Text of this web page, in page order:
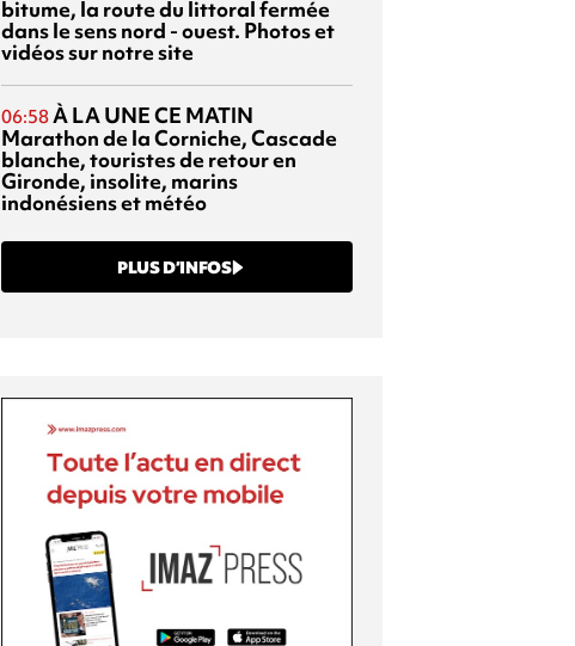
bitume, la route du littoral fermée
dans le sens nord - ouest. Photos et
vidéos sur notre site
06:58À LA UNE CE MATIN
Marathon de la Corniche, Cascade
blanche, touristes de retour en
Gironde, insolite, marins
indonésiens et météo
PLUS D’INFOS